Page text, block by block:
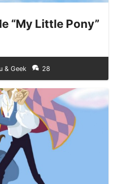
“My Little Pony”
& Geek 28